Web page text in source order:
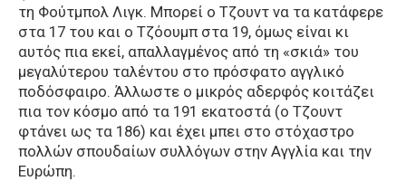
τη Φούτμπολ Λιγκ. Μπορεί ο Τζουντ να τα κατάφερε
στα 17 του και ο Τζόουμπ στα 19, όμως είναι κι
αυτός πια εκεί, απαλλαγμένος από τη «σκιά» του
μεγαλύτερου ταλέντου στο πρόσφατο αγγλικό
ποδόσφαιρο. Άλλωστε ο μικρός αδερφός κοιτάζει
πια τον κόσμο από τα 191 εκατοστά (ο Τζουντ
φτάνει ως τα 186) και έχει μπει στο στόχαστρο
πολλών σπουδαίων συλλόγων στην Αγγλία και την
Ευρώπη.